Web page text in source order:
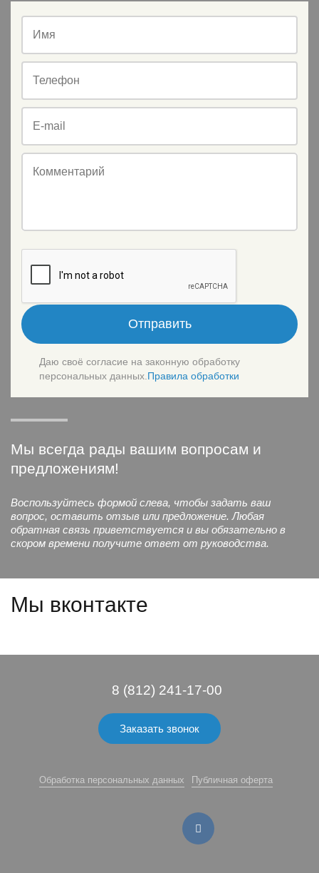
Имя
Телефон
E-mail
Комментарий
Отправить
Даю своё согласие на законную обработку
персональных данных. Правила обработки
Мы всегда рады вашим вопросам и
предложениям!
Воспользуйтесь формой слева, чтобы задать ваш
вопрос, оставить отзыв или предложение. Любая
обратная связь приветствуется и вы обязательно в
скором времени получите ответ от руководства.
Мы вконтакте
8 (812) 241-17-00
Заказать звонок
Обработка персональных данных Публичная оферта